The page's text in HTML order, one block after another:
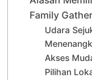
Family
Udara
Akses
Pilihan